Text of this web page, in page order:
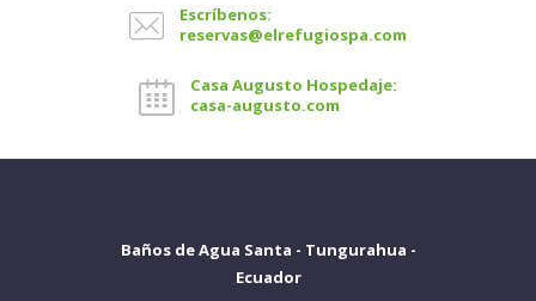
Escríbenos:
reservas@elrefugiospa.com
Casa Augusto Hospedaje:
casa-augusto.com
Baños de Agua Santa - Tungurahua -
Ecuador